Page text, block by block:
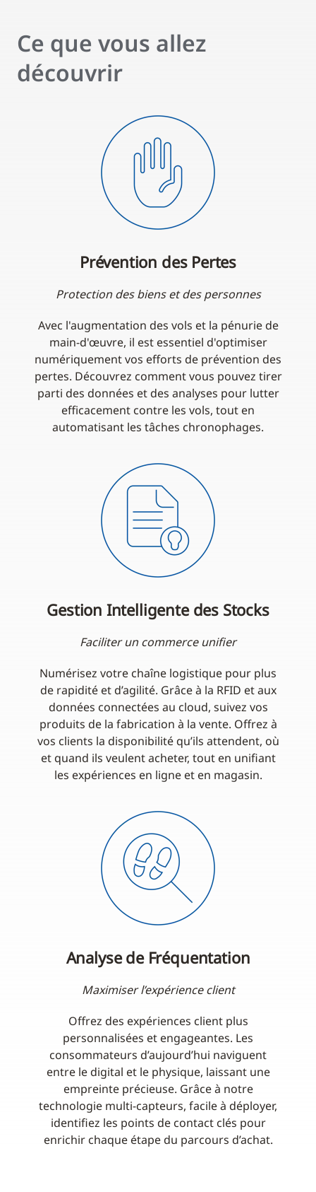
Ce que vous allez
découvrir
Prévention des Pertes
Protection des biens et des personnes
Avec l'augmentation des vols et la pénurie de
main-d'œuvre, il est essentiel d'optimiser
numériquement vos efforts de prévention des
pertes. Découvrez comment vous pouvez tirer
parti des données et des analyses pour lutter
efficacement contre les vols, tout en
automatisant les tâches chronophages.
Gestion Intelligente des Stocks
Faciliter un commerce unifier
Numérisez votre chaîne logistique pour plus
de rapidité et d’agilité. Grâce à la RFID et aux
données connectées au cloud, suivez vos
produits de la fabrication à la vente. Offrez à
vos clients la disponibilité qu’ils attendent, où
et quand ils veulent acheter, tout en unifiant
les expériences en ligne et en magasin.
Analyse de Fréquentation
Maximiser l’expérience client
Offrez des expériences client plus
personnalisées et engageantes. Les
consommateurs d’aujourd’hui naviguent
entre le digital et le physique, laissant une
empreinte précieuse. Grâce à notre
technologie multi-capteurs, facile à déployer,
identifiez les points de contact clés pour
enrichir chaque étape du parcours d’achat.